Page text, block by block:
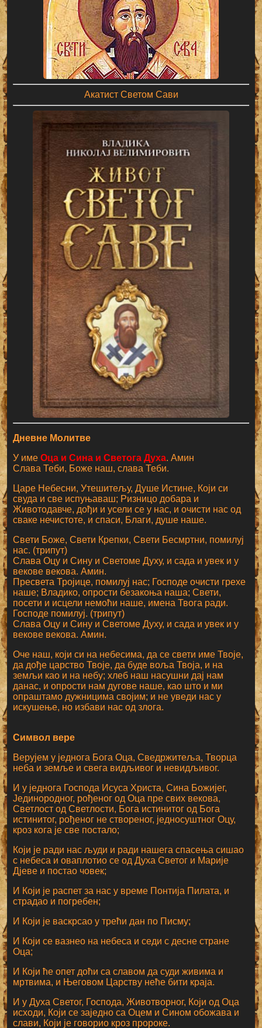
Акатист Светом Сави
Дневне Молитве
У имеОца и Сина и Светога Духа. Амин
Слава Теби, Боже наш, слава Теби.
Царе Небесни, Утешитељу, Душе Истине, Који си
свуда и све испуњаваш; Ризницо добара и
Животодавче, дођи и усели се у нас, и очисти нас од
сваке нечистоте, и спаси, Благи, душе наше.
Свети Боже, Свети Крепки, Свети Бесмртни, помилуј
нас. (трипут)
Слава Оцу и Сину и Светоме Духу, и сада и увек и у
векове векова. Амин.
Пресвета Тројице, помилуј нас; Господе очисти грехе
наше; Владико, опрости безакоња наша; Свети,
посети и исцели немоћи наше, имена Твога ради.
Господе помилуј. (трипут)
Слава Оцу и Сину и Светоме Духу, и сада и увек и у
векове векова. Амин.
Оче наш, који си на небесима, да се свети име Твоје,
да дође царство Твоје, да буде воља Твоја, и на
земљи као и на небу; хлеб наш насушни дај нам
данас, и опрости нам дугове наше, као што и ми
опраштамо дужницима својим; и не уведи нас у
искушење, но избави нас од злога.
Символ вере
Верујем у једнога Бога Оца, Сведржитеља, Творца
неба и земље и свега видљивог и невидљивог.
И у једнога Господа Исуса Христа, Сина Божијег,
Јединородног, рођеног од Оца пре свих векова,
Светлост од Светлости, Бога истинитог од Бога
истинитог, рођеног не створеног, једносуштног Оцу,
кроз кога је све постало;
Који је ради нас људи и ради нашега спасења сишао
с небеса и оваплотио се од Духа Светог и Марије
Дјеве и постао човек;
И Који је распет за нас у време Понтија Пилата, и
страдао и погребен;
И Који је васкрсао у трећи дан по Писму;
И Који се вазнео на небеса и седи с десне стране
Оца;
И Који ће опет доћи са славом да суди живима и
мртвима, и Његовом Царству неће бити краја.
И у Духа Светог, Господа, Животворног, Који од Оца
исходи, Који се заједно са Оцем и Сином обожава и
слави, Који је говорио кроз пророке.